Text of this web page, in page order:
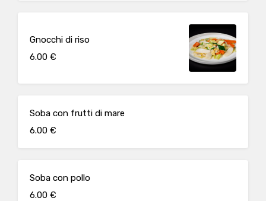
Gnocchi di riso
6.00 €
Soba con frutti di mare
6.00 €
Soba con pollo
6.00 €